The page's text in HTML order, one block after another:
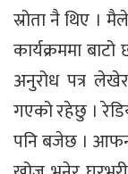
स्रोता नै थिए ।
कार्यक्रममा
अनुरोध पत्र
गएको रहेछु ।
पनि बजेछ ।